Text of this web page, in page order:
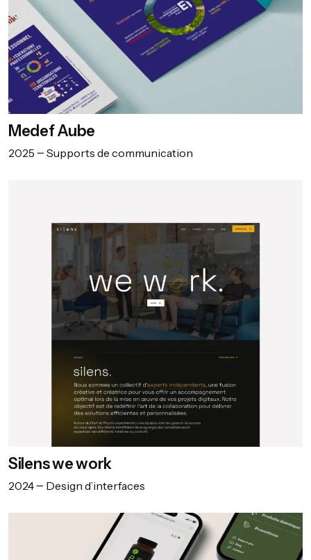
Medef Aube
2025 Supports de communication
Silens we work
2024 Design d’interfaces